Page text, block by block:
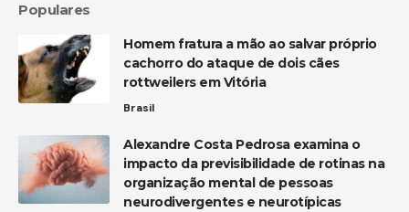
Populares
Homem fratura a mão ao salvar próprio
cachorro do ataque de dois cães
rottweilers em Vitória
Brasil
Alexandre Costa Pedrosa examina o
impacto da previsibilidade de rotinas na
organização mental de pessoas
neurodivergentes e neurotípicas